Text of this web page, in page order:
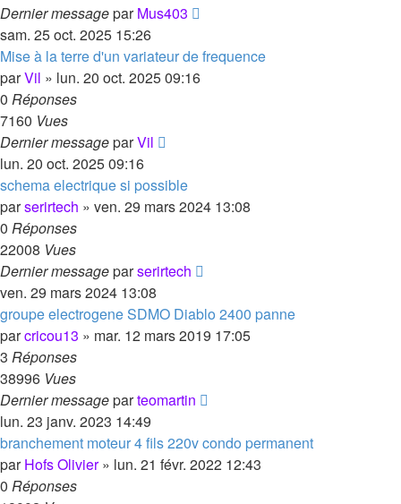
Dernier messageparMus403
sam. 25 oct. 2025 15:26
Mise à la terre d'un variateur de frequence
parVil » lun. 20 oct. 2025 09:16
0 Réponses
7160 Vues
Dernier messageparVil
lun. 20 oct. 2025 09:16
schema electrique si possible
parserirtech » ven. 29 mars 2024 13:08
0 Réponses
22008 Vues
Dernier messageparserirtech
ven. 29 mars 2024 13:08
groupe electrogene SDMO Diablo 2400 panne
parcricou13 » mar. 12 mars 2019 17:05
3 Réponses
38996 Vues
Dernier messageparteomartin
lun. 23 janv. 2023 14:49
branchement moteur 4 fils 220v condo permanent
parHofs Olivier» lun. 21 févr. 2022 12:43
0 Réponses